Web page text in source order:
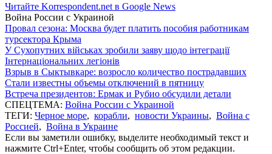
Читайте Korrespondent.net в Google News
Война России с Украиной
Провал сезона: Москва будет платить пособия работникам
турсектора Крыма
У Сухопутних військах зробили заяву щодо інтеграції
Інтернаціональних легіонів
Взрыв в Сыктывкаре: возросло количество пострадавших
Стали известны объемы отключений в пятницу
Встреча президентов: Ермак и Рубио обсудили детали
СПЕЦТЕМА: Война России с Украиной
ТЕГИ: Черное море, корабли, новости Украины, Война с
Россией, Война в Украине
Если вы заметили ошибку, выделите необходимый текст и
нажмите Ctrl+Enter, чтобы сообщить об этом редакции.